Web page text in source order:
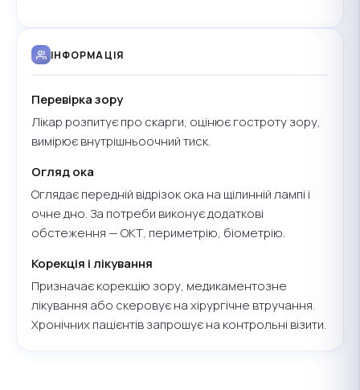
ІНФОРМАЦІЯ
Перевірка зору
Лікар розпитує про скарги, оцінює гостроту зору,
вимірює внутрішньоочний тиск.
Огляд ока
Оглядає передній відрізок ока на щілинній лампі і
очне дно. За потреби виконує додаткові
обстеження — ОКТ, периметрію, біометрію.
Корекція і лікування
Призначає корекцію зору, медикаментозне
лікування або скеровує на хірургічне втручання.
Хронічних пацієнтів запрошує на контрольні візити.